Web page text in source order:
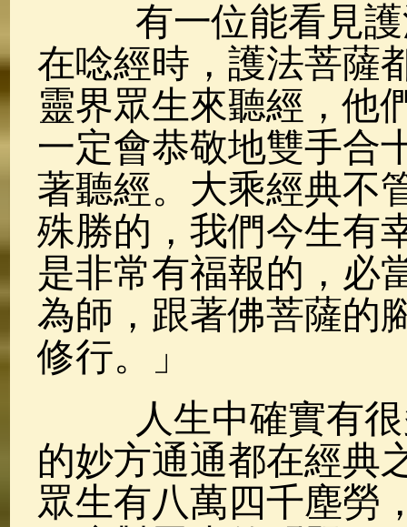
有一位能看見護
在唸經時，護法菩薩
靈界眾生來聽經，他
一定會恭敬地雙手合
著聽經。大乘經典不
殊勝的，我們今生有
是非常有福報的，必
為師，跟著佛菩薩的
修行。」
人生中確實有很
的妙方通通都在經典
眾生有八萬四千塵勞